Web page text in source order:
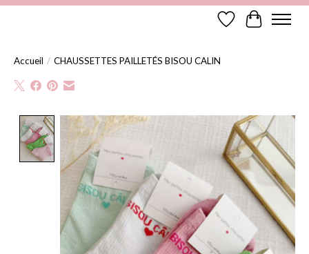
Liste de souhaits
Panier
Accueil / CHAUSSETTES PAILLETÉS BISOU CALIN
Product image slideshow Items